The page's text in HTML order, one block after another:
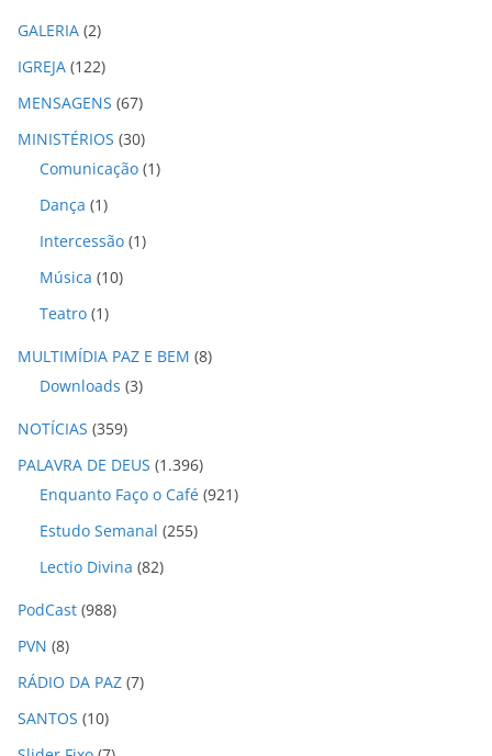
GALERIA (2)
IGREJA (122)
MENSAGENS (67)
MINISTÉRIOS (30)
Comunicação (1)
Dança (1)
Intercessão (1)
Música (10)
Teatro (1)
MULTIMÍDIA PAZ E BEM (8)
Downloads (3)
NOTÍCIAS (359)
PALAVRA DE DEUS (1.396)
Enquanto Faço o Café (921)
Estudo Semanal (255)
Lectio Divina (82)
PodCast (988)
PVN (8)
RÁDIO DA PAZ (7)
SANTOS (10)